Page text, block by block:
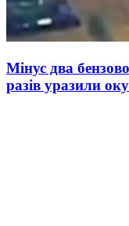
Мінус два
разів уразили